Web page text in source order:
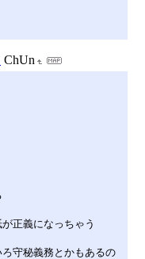
ChUn
正義になっちゃう
守秘義務とかもあるの